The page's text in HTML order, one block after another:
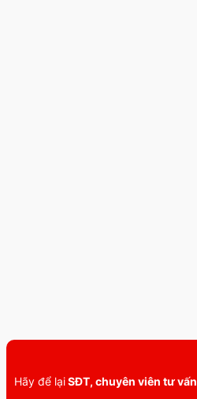
Hãy để lạiSĐT, chuyên viên tư vấn